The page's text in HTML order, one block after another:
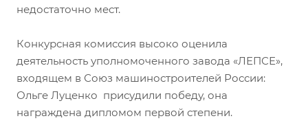
недостаточно мест.
Конкурсная комиссия высоко оценила
деятельность уполномоченного завода «ЛЕПСЕ»,
входящем в Союз машиностроителей России:
Ольге Луценко присудили победу, она
награждена дипломом первой степени.